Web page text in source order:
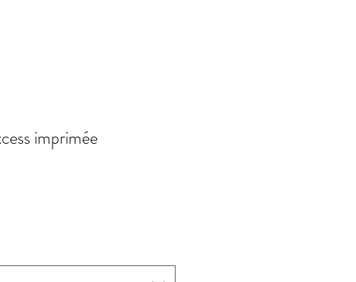
imprimée